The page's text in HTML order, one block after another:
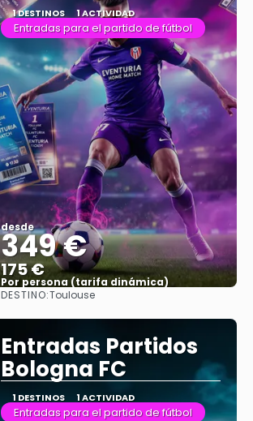
1 DESTINOS 1 ACTIVIDAD
Entradas para el partido de fútbol
desde
349 €
175 €
Por persona (tarifa dinámica)
Ver más
DESTINO:Toulouse
Entradas Partidos
Bologna FC
1 DESTINOS 1 ACTIVIDAD
Entradas para el partido de fútbol